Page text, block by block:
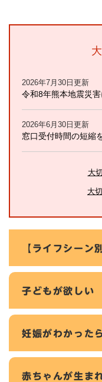
2026年7月30日更新
令和8年熊本地震災
2026年6月30日更新
窓口受付時間の短縮
大
大
【ライフシーン
子どもが欲しい
妊娠がわかった
赤ちゃんが生ま